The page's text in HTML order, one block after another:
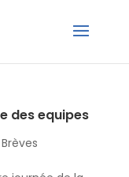
des equipes
Brèves